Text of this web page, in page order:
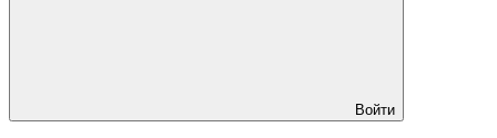
Войти